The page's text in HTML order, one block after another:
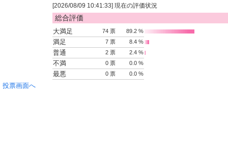
[2026/08/09 10:41:33] 現在の評価状況
総合評価
大満足 74 票 89.2 %
満足 7 票 8.4 %
普通 2 票 2.4 %
不満 0 票 0.0 %
最悪 0 票 0.0 %
投票画面へ